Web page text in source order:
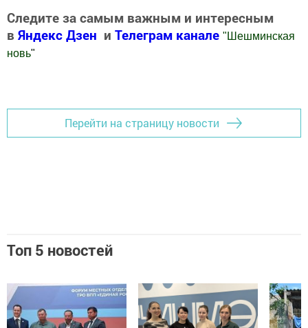
Следите за самым важным и интересным
в Яндекс Дзен и Телеграм канале " Шешминская
новь"
Перейти на страницу новости
Топ 5 новостей